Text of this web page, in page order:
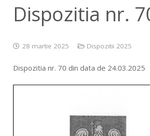
Dispozitia nr.
28 martie 2025 Dispozitii 2025
Dispozitia nr. 70 din data de 24.03.2025